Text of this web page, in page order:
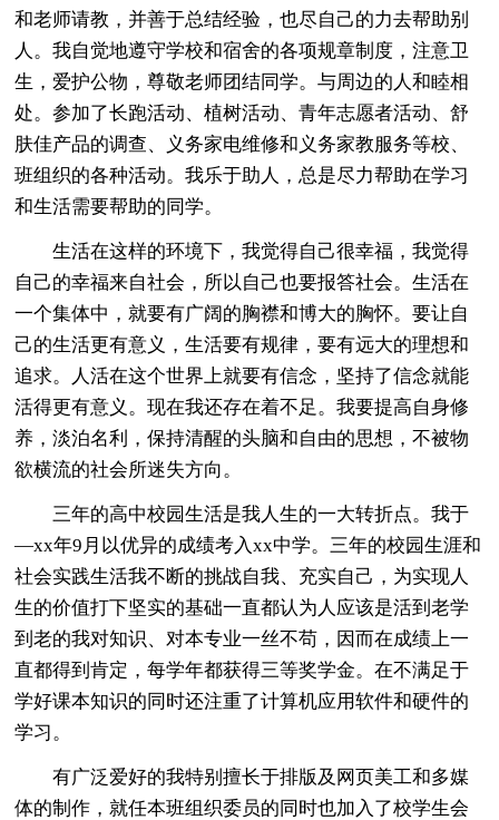
和老师请教，并善于总结经验，也尽自己的力去帮助别
人。我自觉地遵守学校和宿舍的各项规章制度，注意卫
生，爱护公物，尊敬老师团结同学。与周边的人和睦相
处。参加了长跑活动、植树活动、青年志愿者活动、舒
肤佳产品的调查、义务家电维修和义务家教服务等校、
班组织的各种活动。我乐于助人，总是尽力帮助在学习
和生活需要帮助的同学。
生活在这样的环境下，我觉得自己很幸福，我觉得
自己的幸福来自社会，所以自己也要报答社会。生活在
一个集体中，就要有广阔的胸襟和博大的胸怀。要让自
己的生活更有意义，生活要有规律，要有远大的理想和
追求。人活在这个世界上就要有信念，坚持了信念就能
活得更有意义。现在我还存在着不足。我要提高自身修
养，淡泊名利，保持清醒的头脑和自由的思想，不被物
欲横流的社会所迷失方向。
三年的高中校园生活是我人生的一大转折点。我于
—xx年9月以优异的成绩考入xx中学。三年的校园生涯和
社会实践生活我不断的挑战自我、充实自己，为实现人
生的价值打下坚实的基础一直都认为人应该是活到老学
到老的我对知识、对本专业一丝不苟，因而在成绩上一
直都得到肯定，每学年都获得三等奖学金。在不满足于
学好课本知识的同时还注重了计算机应用软件和硬件的
学习。
有广泛爱好的我特别擅长于排版及网页美工和多媒
体的制作，就任本班组织委员的同时也加入了校学生会